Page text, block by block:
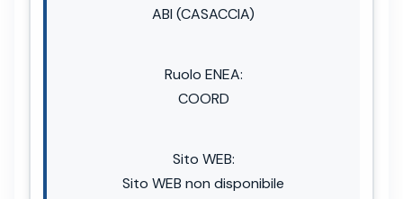
ABI (CASACCIA)
Ruolo ENEA:
COORD
Sito WEB:
Sito WEB non disponibile